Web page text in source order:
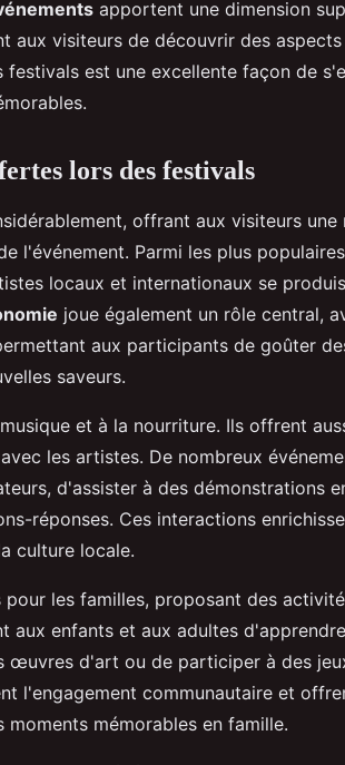
apportent une dimension
aux visiteurs de découvrir des
est une excellente façon de
lors des festivals
offrant aux visiteurs une
l'événement. Parmi les plus
locaux et internationaux se
joue également un rôle central,
aux participants de goûter
saveurs.
et à la nourriture. Ils offrent
les artistes. De nombreux
d'assister à des démonstrations
réponses. Ces interactions
culture locale.
les familles, proposant des
aux enfants et aux adultes
œuvres d'art ou de participer à des
l'engagement communautaire et
mémorables en famille.